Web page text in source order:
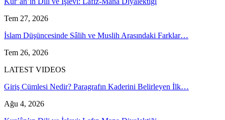
Tem 27, 2026
İslam Düşüncesinde Sâlih ve Muslih Arasındaki Farklar…
Tem 26, 2026
LATEST VIDEOS
Giriş Cümlesi Nedir? Paragrafın Kaderini Belirleyen İlk…
Ağu 4, 2026